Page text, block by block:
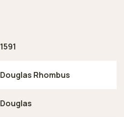
1591
Douglas Rhombus
Douglas